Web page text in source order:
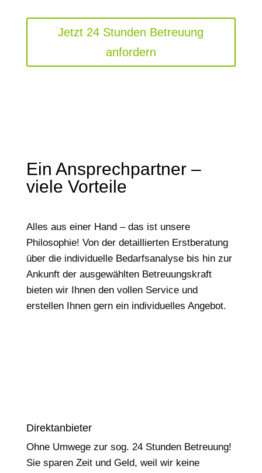
Jetzt 24 Stunden Betreuung
anfordern
Ein Ansprechpartner –
viele Vorteile
Alles aus einer Hand – das ist unsere
Philosophie! Von der detaillierten Erstberatung
über die individuelle Bedarfsanalyse bis hin zur
Ankunft der ausgewählten Betreuungskraft
bieten wir Ihnen den vollen Service und
erstellen Ihnen gern ein individuelles Angebot.
Direktanbieter
Ohne Umwege zur sog. 24 Stunden Betreuung!
Sie sparen Zeit und Geld, weil wir keine